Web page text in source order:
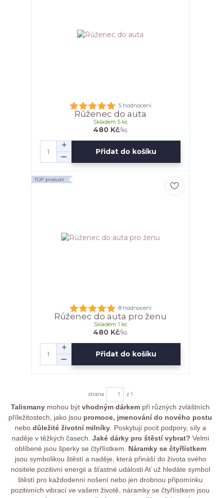
5 hodnocení
Růženec do auta
480 Kč/ks
Skladem 5 ks
Přidat do košíku
TOP produkt
8 hodnocení
Růženec do auta pro ženu
480 Kč/ks
Skladem 1 ks
Přidat do košíku
strana z 1
Talismany mohou býtvhodným dárkem při různých zvláštních
příležitostech, jako jsou promoce, jmenování do nového postu
nebo důležité životní milníky. Poskytují pocit podpory, síly a
naděje v těžkých časech. Jaké dárky pro štěstí vybrat? Velmi
oblíbené jsou šperky se čtyřlístkem. Náramky se čtyřlístkem
jsou symbolikou štěstí a naděje, která přináší do života svého
nositele pozitivní energii a šťastné události Ať už hledáte symbol
štěstí pro každodenní nošení nebo jen drobnou připomínku
pozitivních vibrací ve vašem životě, náramky se čtyřlístkem jsou